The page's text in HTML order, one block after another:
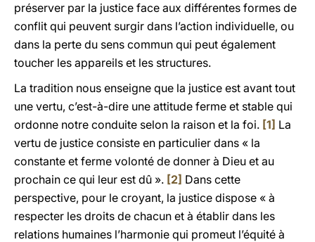
préserver par la justice face aux différentes formes de
conflit qui peuvent surgir dans l’action individuelle, ou
dans la perte du sens commun qui peut également
toucher les appareils et les structures.
La tradition nous enseigne que la justice est avant tout
une vertu, c’est-à-dire une attitude ferme et stable qui
ordonne notre conduite selon la raison et la foi. [1] La
vertu de justice consiste en particulier dans « la
constante et ferme volonté de donner à Dieu et au
prochain ce qui leur est dû ». [2] Dans cette
perspective, pour le croyant, la justice dispose « à
respecter les droits de chacun et à établir dans les
relations humaines l’harmonie qui promeut l’équité à